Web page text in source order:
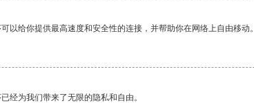
以给你提供最高速度和安全性的连接，并帮助你在网络上自由移动。
经为我们带来了无限的隐私和自由。